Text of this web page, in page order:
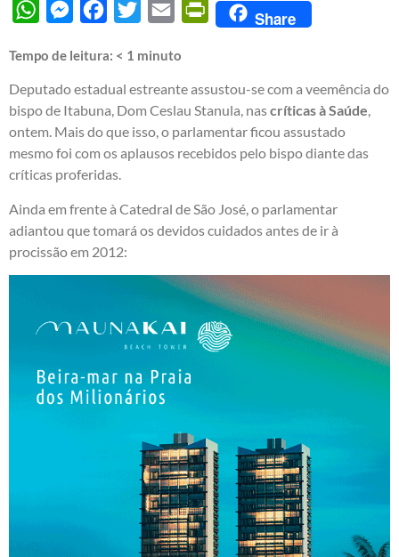
WhatsAppMessengerFacebook
Twitter Email PrintFriendly
Share
Tempo de leitura: < 1 minuto
Deputado estadual estreante assustou-se com a veemência do
bispo de Itabuna, Dom Ceslau Stanula, nascríticas à Saúde,
ontem. Mais do que isso, o parlamentar ficou assustado
mesmo foi com os aplausos recebidos pelo bispo diante das
críticas proferidas.
Ainda em frente à Catedral de São José, o parlamentar
adiantou que tomará os devidos cuidados antes de ir à
procissão em 2012: